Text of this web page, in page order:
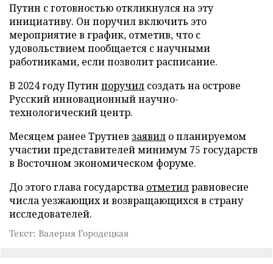
Путин с готовностью откликнулся на эту
инициативу. Он поручил включить это
мероприятие в график, отметив, что с
удовольствием пообщается с научными
работниками, если позволит расписание.
В 2024 году Путин поручил создать на острове
Русский инновационный научно-
технологический центр.
Месяцем ранее Трутнев заявил о планируемом
участии представителей минимум 75 государств
в Восточном экономическом форуме.
До этого глава государства отметилравновесие
числа уезжающих и возвращающихся в страну
исследователей.
Текст: Валерия Городецкая